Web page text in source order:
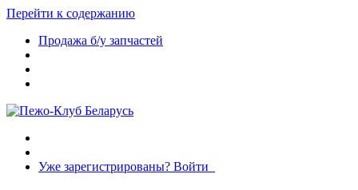
Перейти к содержанию
Продажа б/у запчастей
Уже зарегистрированы? Войти